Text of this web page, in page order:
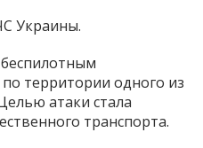
Украины.
территории одного из
атаки стала
транспорта.